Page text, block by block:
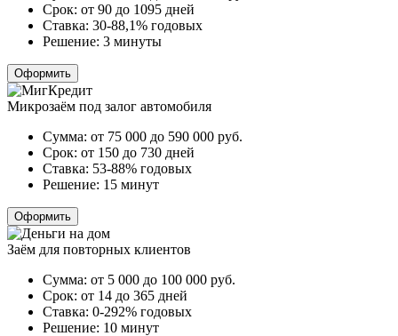
Срок: от 90 до 1095 дней
Ставка: 30-88,1% годовых
Решение: 3 минуты
Оформить
Микрозаём под залог автомобиля
Сумма: от 75 000 до 590 000 руб.
Срок: от 150 до 730 дней
Ставка: 53-88% годовых
Решение: 15 минут
Оформить
Заём для повторных клиентов
Сумма: от 5 000 до 100 000 руб.
Срок: от 14 до 365 дней
Ставка: 0-292% годовых
Решение: 10 минут